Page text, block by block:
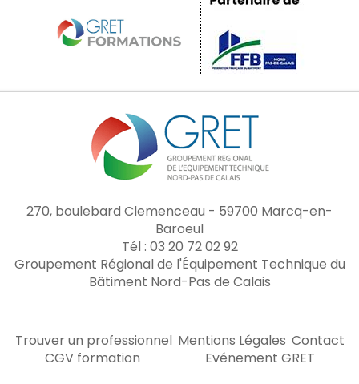
270, boulebard Clemenceau - 59700 Marcq-en-
Baroeul
Tél : 03 20 72 02 92
Groupement Régional de l'Équipement Technique du
Bâtiment Nord-Pas de Calais
Trouver un professionnel Mentions Légales Contact
CGV formation
Evénement GRET